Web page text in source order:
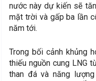
nước này dự kiến sẽ
mặt trời và gấp ba lần
năm tới.
Trong bối cảnh khủng
thiếu nguồn cung LNG
than đá và năng